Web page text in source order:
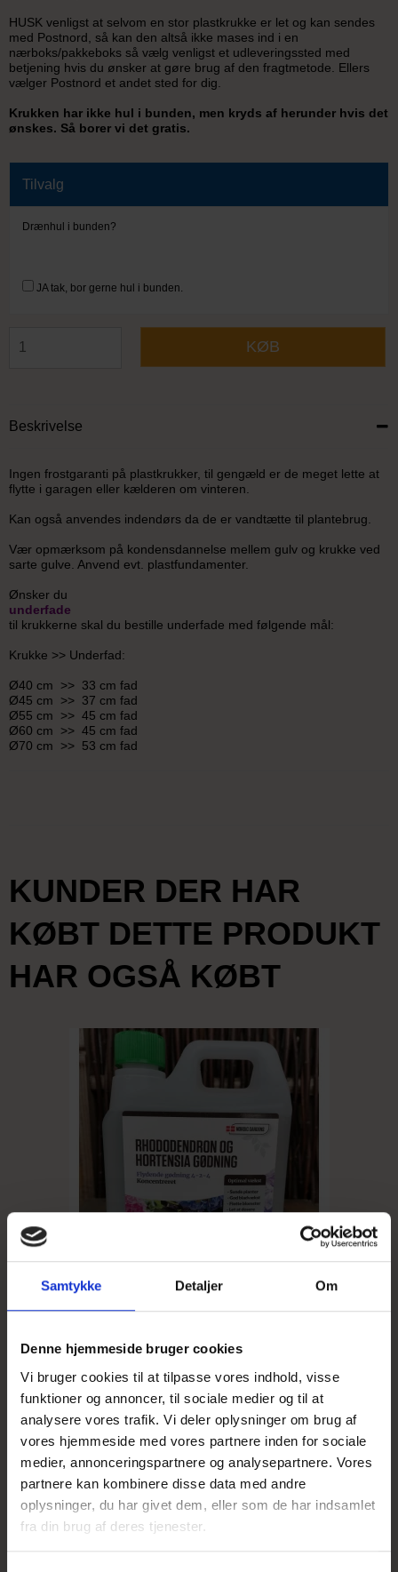
Samtykke Detaljer Om
Denne hjemmeside bruger cookies
Vi bruger cookies til at tilpasse vores indhold, visse
funktioner og annoncer, til sociale medier og til at
analysere vores trafik. Vi deler oplysninger om brug af
vores hjemmeside med vores partnere inden for sociale
medier, annonceringspartnere og analysepartnere. Vores
partnere kan kombinere disse data med andre
oplysninger, du har givet dem, eller som de har indsamlet
fra din brug af deres tjenester.
HUSK venligst at selvom en stor plastkrukke er let og kan sendes
med Postnord, så kan den altså ikke mases ind i en
nærboks/pakkeboks så vælg venligst et udleveringssted med
betjening hvis du ønsker at gøre brug af den fragtmetode. Ellers
vælger Postnord et andet sted for dig.
Krukken har ikke hul i bunden, men kryds af herunder hvis det
ønskes. Så borer vi det gratis.
Tilvalg
Drænhul i bunden?
JA tak, bor gerne hul i bunden.
KØB
Beskrivelse
Ingen frostgaranti på plastkrukker, til gengæld er de meget lette at
flytte i garagen eller kælderen om vinteren.
Kan også anvendes indendørs da de er vandtætte til plantebrug.
Vær opmærksom på kondensdannelse mellem gulv og krukke ved
sarte gulve. Anvend evt. plastfundamenter.
Ønsker du
underfade
til krukkerne skal du bestille underfade med følgende mål:
Krukke >> Underfad:
Ø40 cm >> 33 cm fad
Ø45 cm >> 37 cm fad
Ø55 cm >> 45 cm fad
Ø60 cm >> 45 cm fad
Ø70 cm >> 53 cm fad
KUNDER DER HAR
KØBT DETTE PRODUKT
HAR OGSÅ KØBT
Flydende Hortensia- og rhododendron gødning 1 L
59,00 DKK